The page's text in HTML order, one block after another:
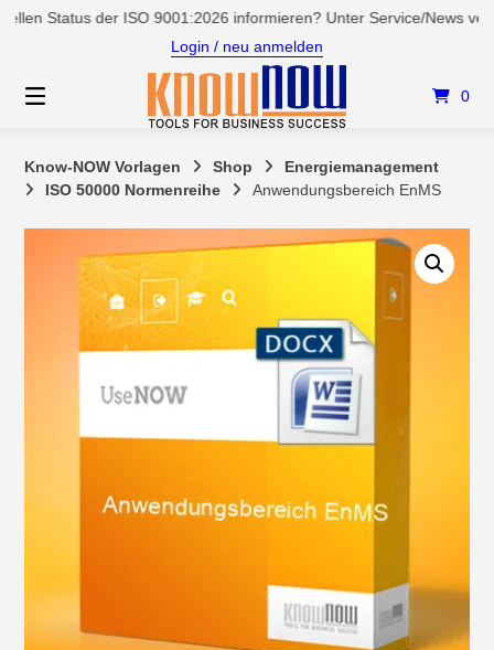
Springender ISO 9001:2026 informieren? Unter Service/News
Login / neu anmelden
0
Know-NOW Vorlagen Shop
Energiemanagement
ISO 50000 Normenreihe
Anwendungsbereich EnMS